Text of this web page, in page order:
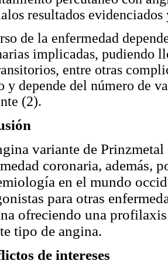
resultados evidenciados
de la enfermedad
implicadas, pudiendo
entre otras
y depende del número de
(2).
variante de
coronaria, además,
en el mundo
para otras
ofreciendo una
tipo de angina.
de intereses